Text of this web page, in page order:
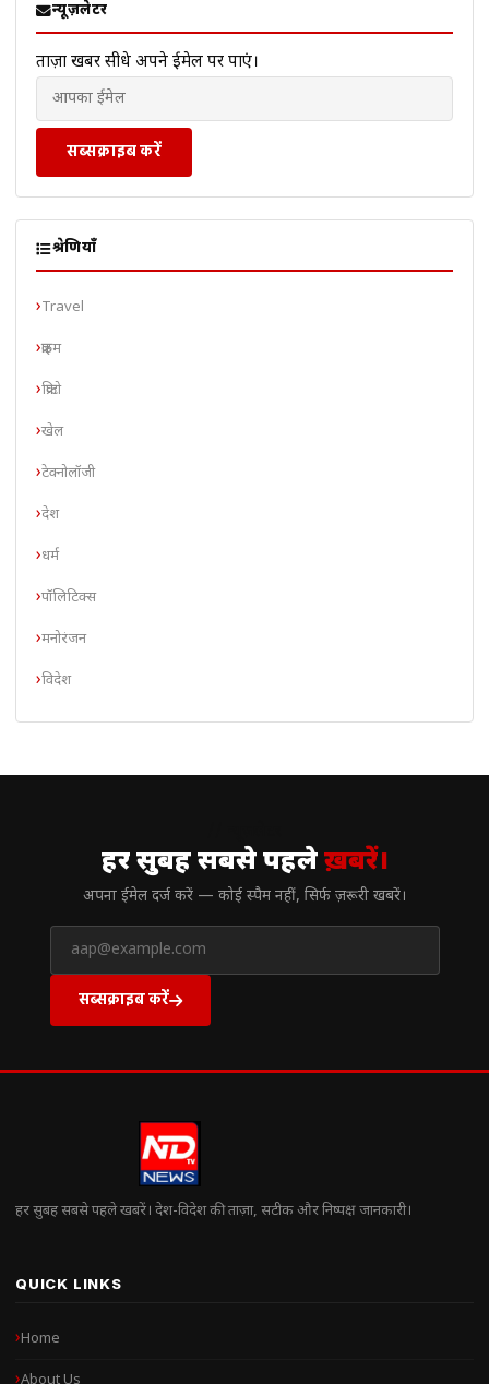
न्यूज़लेटर
ताज़ा खबरें सीधे अपने ईमेल पर पाएं।
सब्सक्राइब करें
श्रेणियाँ
Travel
क्राइम
क्रिप्टो
खेल
टेक्नोलॉजी
देश
धर्म
पॉलिटिक्स
मनोरंजन
विदेश
हर सुबह सबसे पहलेख़बरें।
अपना ईमेल दर्ज करें — कोई स्पैम नहीं, सिर्फ ज़रूरी खबरें।
सब्सक्राइब करें
हर सुबह सबसे पहले खबरें। देश-विदेश की ताज़ा, सटीक और निष्पक्ष जानकारी।
QUICK LINKS
Home
About Us